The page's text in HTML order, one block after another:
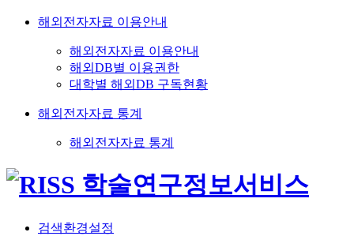
해외전자자료 이용안내
해외전자자료 이용안내
해외DB별 이용권한
대학별 해외DB 구독현황
해외전자자료 통계
해외전자자료 통계
검색환경설정